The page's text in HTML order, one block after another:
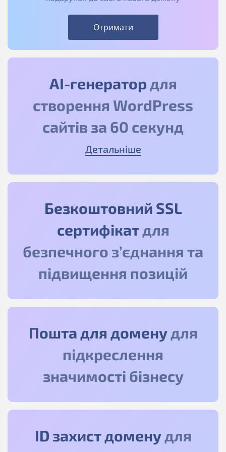
Отримати
АІ-генератордля
створення WordPress
сайтів за 60 секунд
Детальніше
Безкоштовний SSL
сертифікатдля
безпечного з’єднання та
підвищення позицій
Пошта для доменудля
підкреслення
значимості бізнесу
ID захист доменудля